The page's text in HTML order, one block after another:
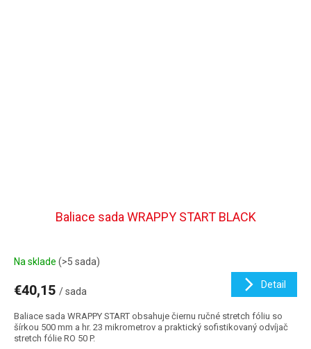
Baliace sada WRAPPY START BLACK
Na sklade (>5 sada)
€40,15 / sada
Detail
Baliace sada WRAPPY START obsahuje čiernu ručné stretch fóliu so
šírkou 500 mm a hr. 23 mikrometrov a praktický sofistikovaný odvíjač
stretch fólie RO 50 P.